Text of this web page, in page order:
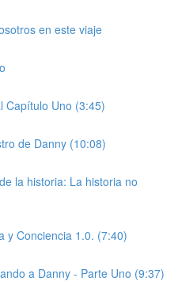
en este viaje
Capítulo Uno (3:45)
de Danny (10:08)
la historia: La historia no
y Conciencia 1.0. (7:40)
a Danny - Parte Uno (9:37)